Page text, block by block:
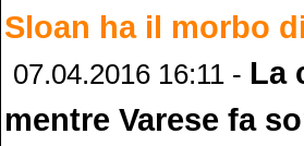
Sloan ha il morbo
07.04.2016 16:11 - La
mentre Varese fa